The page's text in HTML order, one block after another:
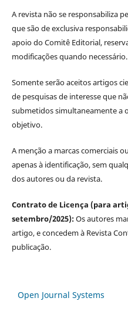
A revista não se responsabiliza
que são de exclusiva
apoio do Comitê Editorial,
modificações quando necessário.
Somente serão aceitos artigos
de pesquisas de interesse que
submetidos simultaneamente a
objetivo.
A menção a marcas comerciais
apenas à identificação, sem
dos autores ou da revista.
Contrato de Licença (para
setembro/2025):Os autores
artigo, e concedem à Revista
publicação.
Open Journal Systems